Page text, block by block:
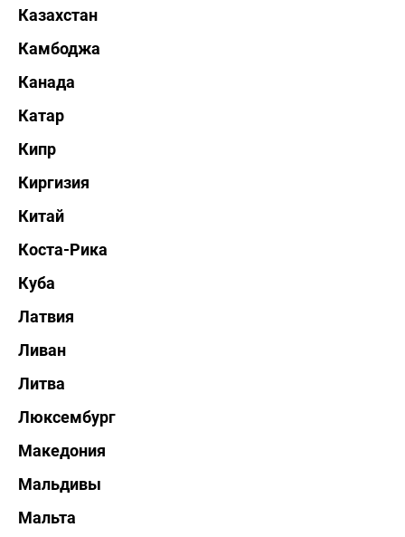
Казахстан
Камбоджа
Канада
Катар
Кипр
Киргизия
Китай
Коста-Рика
Куба
Латвия
Ливан
Литва
Люксембург
Македония
Мальдивы
Мальта